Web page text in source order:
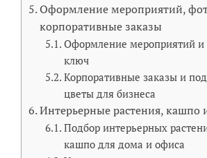
Оформление мероприятий,
корпоративные заказы
Оформление мероприятий и
ключ
Корпоративные заказы и
цветы для бизнеса
Интерьерные растения, кашпо
Подбор интерьерных
кашпо для дома и офиса